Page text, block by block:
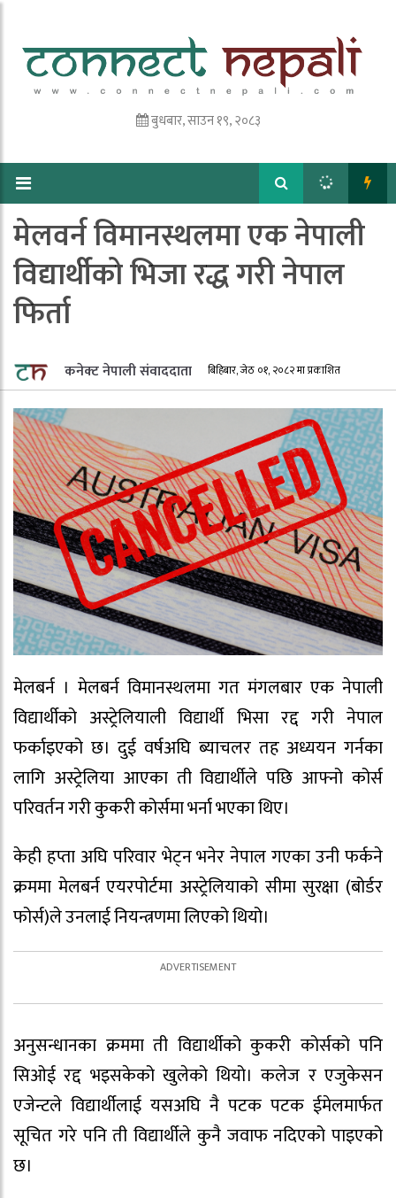
बुधबार, साउन १९, २०८३
मेलवर्न विमानस्थलमा एक नेपाली
विद्यार्थीको भिजा रद्ध गरी नेपाल
फिर्ता
कनेक्ट नेपाली संवाददाता बिहिबार, जेठ ०१, २०८२ मा प्रकाशित
मेलबर्न । मेलबर्न विमानस्थलमा गत मंगलबार एक नेपाली
विद्यार्थीको अस्ट्रेलियाली विद्यार्थी भिसा रद्द गरी नेपाल
फर्काइएको छ। दुई वर्षअघि ब्याचलर तह अध्ययन गर्नका
लागि अस्ट्रेलिया आएका ती विद्यार्थीले पछि आफ्नो कोर्स
परिवर्तन गरी कुकरी कोर्समा भर्ना भएका थिए।
केही हप्ता अघि परिवार भेट्न भनेर नेपाल गएका उनी फर्कने
क्रममा मेलबर्न एयरपोर्टमा अस्ट्रेलियाको सीमा सुरक्षा (बोर्डर
फोर्स)ले उनलाई नियन्त्रणमा लिएको थियो।
अनुसन्धानका क्रममा ती विद्यार्थीको कुकरी कोर्सको पनि
सिओई रद्द भइसकेको खुलेको थियो। कलेज र एजुकेसन
एजेन्टले विद्यार्थीलाई यसअघि नै पटक पटक ईमेलमार्फत
सूचित गरे पनि ती विद्यार्थीले कुनै जवाफ नदिएको पाइएको
छ।